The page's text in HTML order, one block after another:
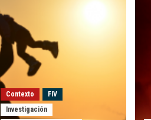
Contexto
FIV
Investigación